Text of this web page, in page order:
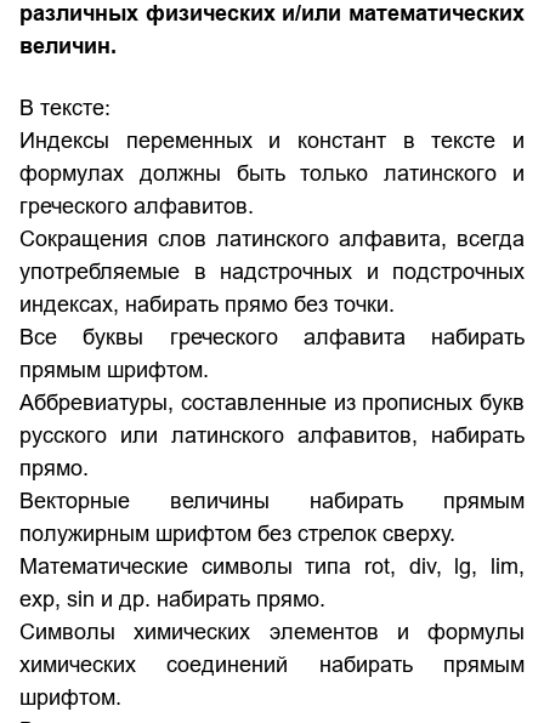
различных физических и/или математических
величин.
В тексте:
Индексы переменных и констант в тексте и
формулах должны быть только латинского и
греческого алфавитов.
Сокращения слов латинского алфавита, всегда
употребляемые в надстрочных и подстрочных
индексах, набирать прямо без точки.
Все буквы греческого алфавита набирать
прямым шрифтом.
Аббревиатуры, составленные из прописных букв
русского или латинского алфавитов, набирать
прямо.
Векторные величины набирать прямым
полужирным шрифтом без стрелок сверху.
Математические символы типа rot, div, lg, lim,
exp, sin и др. набирать прямо.
Символы химических элементов и формулы
химических соединений набирать прямым
шрифтом.